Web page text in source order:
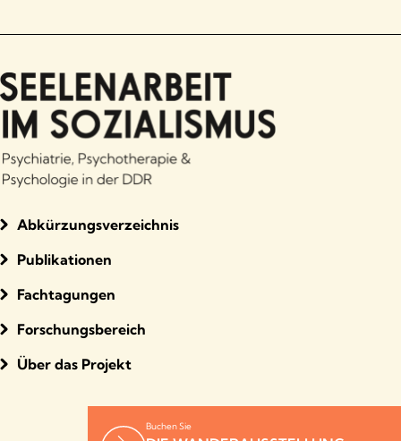
Abkürzungsverzeichnis
Publikationen
Fachtagungen
Forschungsbereich
Über das Projekt
Buchen Sie